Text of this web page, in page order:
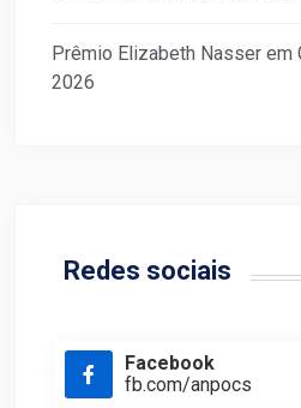
Prêmio Elizabeth Nasser em
2026
Redes sociais
Facebook
fb.com/anpocs